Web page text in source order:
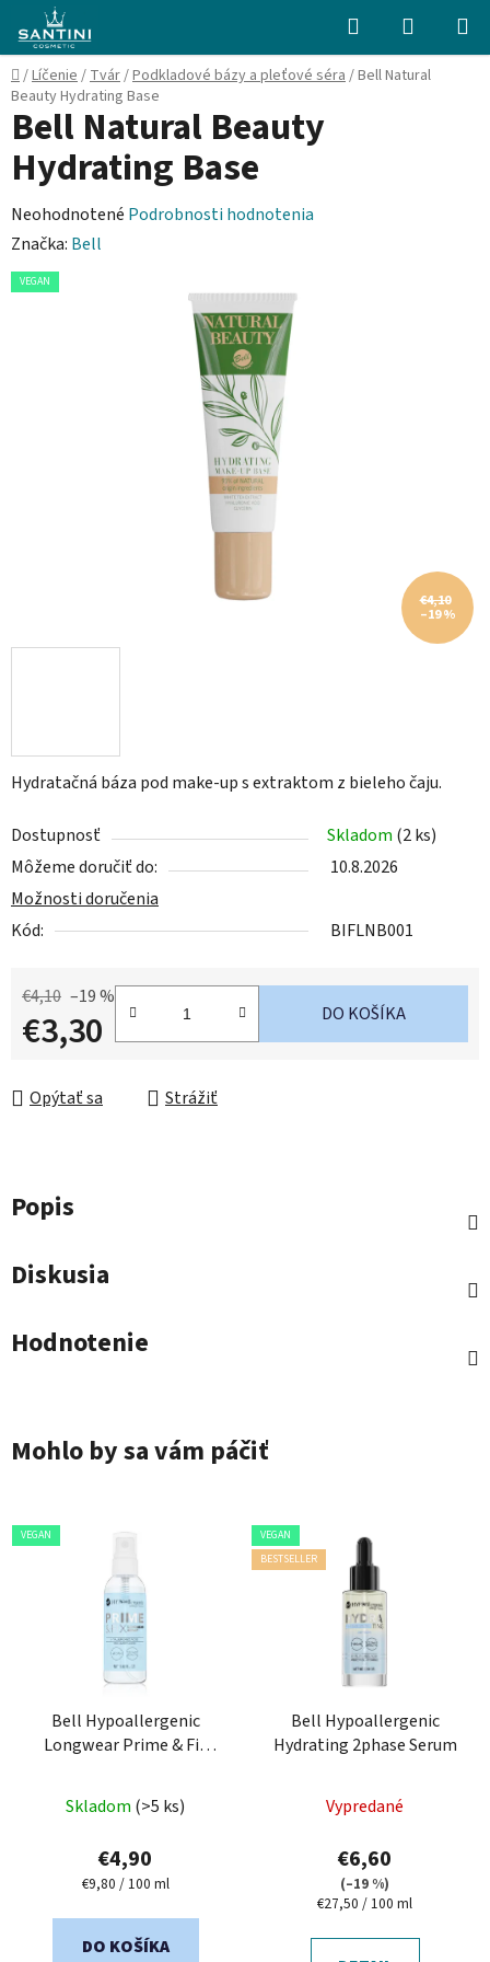
Prejsť
obsah
Hľadať
KOŠÍK
Domov
/Líčenie/Tvár/Podkladové bázy a pleťové séra/Bell Natural
Beauty Hydrating Base
Hydratačná báza pod make-up s extraktom z bieleho čaju.
Dostupnosť Skladom (2 ks)
Môžeme doručiť do:
10.8.2026
Možnosti doručenia
Kód:
BIFLNB001
€4,10 –19 %
€3,30 DO KOŠÍKA
Opýtať sa Strážiť
Bell Natural Beauty
Hydrating Base
Priemerné
hodnotenie
produktu
Neohodnotené Podrobnosti hodnotenia
Značka: Bell
VEGAN
€4,10
–19 %
Popis
Diskusia
Hodnotenie
Mohlo by sa vám páčiť
VEGAN
Bell Hypoallergenic
Longwear Prime & Fix
Skladom (>5 ks)
€4,90
Jednotková
€9,80 / 100 ml
DO KOŠÍKA
VEGAN
BESTSELLER
Bell Hypoallergenic
Hydrating 2phase Serum
Vypredané
€6,60
(–19 %)
Jednotková
€27,50 / 100 ml